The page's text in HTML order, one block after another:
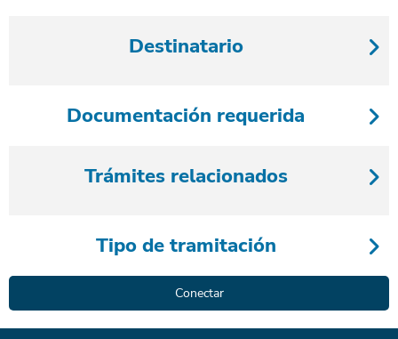
Destinatario
Documentación requerida
Trámites relacionados
Tipo de tramitación